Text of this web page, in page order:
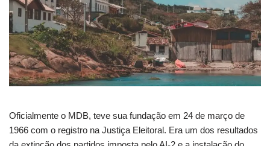
Oficialmente o MDB, teve sua fundação em 24 de março de
1966 com o registro na Justiça Eleitoral. Era um dos resultados